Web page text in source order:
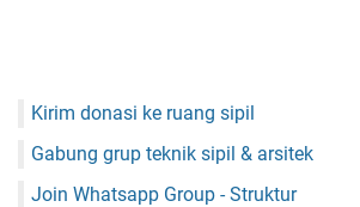
Kirim donasi ke ruang sipil
Gabung grup teknik sipil & arsitek
Join Whatsapp Group - Struktur